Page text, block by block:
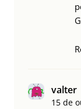
valter
15 de